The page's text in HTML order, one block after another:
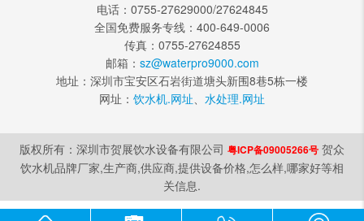
电话：0755-27629000/27624845
全国免费服务专线：400-649-0006
传真：0755-27624855
邮箱： sz@waterpro9000.com
地址：深圳市宝安区石岩街道塘头新围8巷5栋一楼
网址： 饮水机.网址、 水处理.网址
版权所有：深圳市贺展饮水设备有限公司 粤ICP备09005266号 贺众
饮水机品牌厂家,生产商,供应商,提供设备价格,怎么样,哪家好等相
关信息.